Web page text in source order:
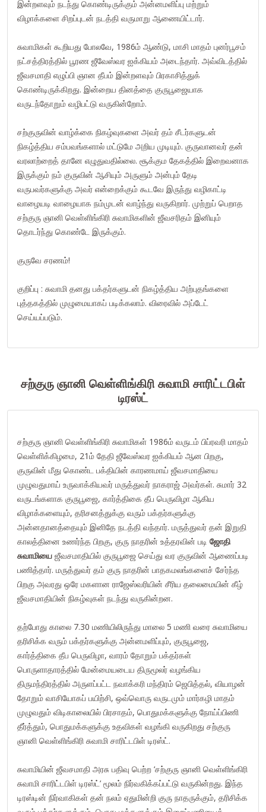
இன்றளவும் நடந்து கொண்டிருக்கும் அன்னமளிப்பு மற்றும்
விழாக்களை சிறப்புடன் நடத்தி வருமாறு ஆணையிட்டார்.
சுவாமிகள் கூறியது போலவே, 1986ம் ஆண்டு, மாசி மாதம் புனர்பூசம்
நட்சத்திரத்தில் பூரண ஜீவேஸ்வர ஐக்கியம் அடைந்தார். அவ்விடத்தில்
ஜீவசமாதி எழுப்பி ஞான தீபம் இன்றளவும் பிரகாசித்துக்
கொண்டிருக்கிறது. இன்றைய தினத்தை குருபூஜையாக
வருடந்தோறும் வழிபட்டு வருகின்றோம்.
சற்குருவின் வாழ்க்கை நிகழ்வுகளை அவர் தம் சீடர்களுடன்
நிகழ்த்திய சம்பவங்களால் மட்டுமே அறிய முடியும். குருவானவர் தன்
வரலாற்றைத் தானே எழுதுவதில்லை. சூக்கும தேகத்தில் இறைவனாக
இருக்கும் நம் குருவின் ஆசியும் அருளும் அன்பும் தேடி
வருபவர்களுக்கு அவர் என்றைக்கும் கூடவே இருந்து வழிகாட்டி
வாழையடி வாழையாக நம்முடன் வாழ்ந்து வருகிறார். முற்றுப் பெறாத
சற்குரு ஞானி வெள்ளிங்கிரி சுவாமிகளின் ஜீவசரிதம் இனியும்
தொடர்ந்து கொண்டே இருக்கும்.
குருவே சரணம்!
குறிப்பு : சுவாமி தனது பக்தர்களுடன் நிகழ்த்திய அற்புதங்களை
புத்தகத்தில் முழுமையாகப் படிக்கலாம். விரைவில் அப்டேட்
செய்யப்படும்.
சற்குரு ஞானி வெள்ளிங்கிரி சுவாமி சாரிட்டபிள்
டிரஸ்ட்
சற்குரு ஞானி வெள்ளிங்கிரி சுவாமிகள் 1986ம் வருடம் பிப்ரவரி மாதம்
வெள்ளிக்கிழமை, 21ம் தேதி ஜீவேஸ்வர ஐக்கியம் ஆன பிறகு,
குருவின் மீது கொண்ட பக்தியின் காரணமாய் ஜீவசமாதியை
முழுவதுமாய் உருவாக்கியவர் மருத்துவர் நாகராஜ் அவர்கள். சுமார் 32
வருடங்களாக குருபூஜை, கார்த்திகை தீப பெருவிழா ஆகிய
விழாக்களையும், தரிசனத்துக்கு வரும் பக்தர்களுக்கு
அன்னதானத்தையும் இனிதே நடத்தி வந்தார். மருத்துவர் தன் இறுதி
காலத்தினை உணர்ந்த பிறகு, குரு நாதரின் உத்தரவின் படி ஜோதி
சுவாமியை ஜீவசமாதியில் குருபூஜை செய்து வர குருவின் ஆணைப்படி
பணித்தார். மருத்துவர் தம் குரு நாதரின் பாதகமலங்களைச் சேர்ந்த
பிறகு அவரது ஒரே மகளான ராஜேஸ்வரியின் சீரிய தலைமையின் கீழ்
ஜீவசமாதியின் நிகழ்வுகள் நடந்து வருகின்றன.
தற்போது காலை 7.30 மணியிலிருந்து மாலை 5 மணி வரை சுவாமியை
தரிசிக்க வரும் பக்தர்களுக்கு அன்னமளிப்பும், குருபூஜை,
கார்த்திகை தீப பெருவிழா, வாரம் தோறும் பக்தர்கள்
பொருளாதாரத்தில் மேன்மையடைய திருமூலர் வழங்கிய
திருமந்திரத்தில் அருளப்பட்ட நவாக்கரி மந்திரம் ஜெபித்தல், வியாழன்
தோறும் வாசியோகப் பயிற்சி, ஒவ்வொரு வருடமும் மார்கழி மாதம்
முழுவதும் விடிகாலையில் பிரசாதம், பொதுமக்களுக்கு நோய்ப்பிணி
தீர்த்தும், பொதுமக்களுக்கு உதவிகள் வழங்கி வருகிறது சற்குரு
ஞானி வெள்ளிங்கிரி சுவாமி சாரிட்டபிள் டிரஸ்ட்.
சுவாமியின் ஜீவசமாதி அரசு பதிவு பெற்ற ‘சற்குரு ஞானி வெள்ளிங்கிரி
சுவாமி சாரிட்டபிள் டிரஸ்ட்’ மூலம் நிர்வகிக்கப்பட்டு வருகின்றது. இந்த
டிரஸ்டின் நிர்வாகிகள் தன் நலம் ஏதுமின்றி குரு நாதருக்கும், தரிசிக்க